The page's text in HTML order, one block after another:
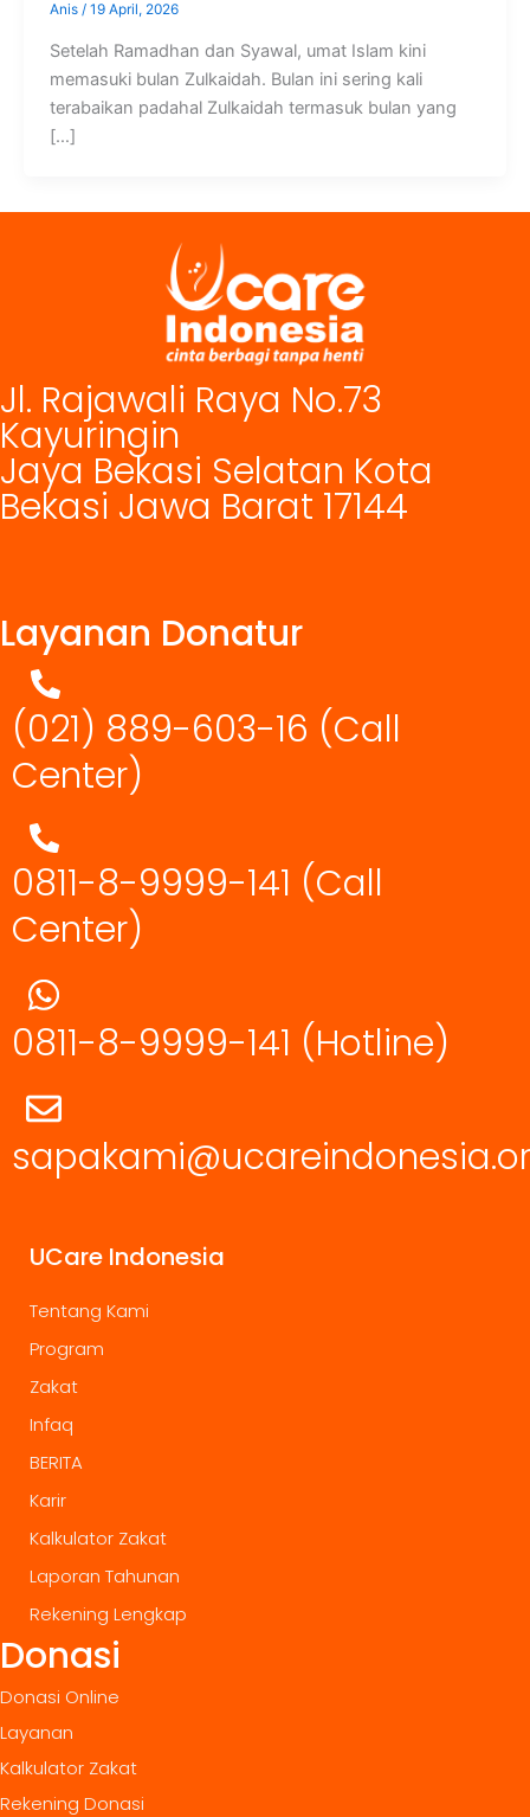
Anis / 19 April, 2026
Setelah Ramadhan dan Syawal, umat Islam kini
memasuki bulan Zulkaidah. Bulan ini sering kali
terabaikan padahal Zulkaidah termasuk bulan yang
[…]
Jl. Rajawali Raya No.73
Kayuringin
Jaya Bekasi Selatan Kota
Bekasi Jawa Barat 17144
Layanan Donatur
(021) 889-603-16 (Call
Center)
0811-8-9999-141 (Call
Center)
0811-8-9999-141 (Hotline)
UCare Indonesia
Tentang Kami
Program
Zakat
Infaq
BERITA
Karir
Kalkulator Zakat
Laporan Tahunan
Rekening Lengkap
Donasi
Donasi Online
Layanan
Kalkulator Zakat
Rekening Donasi